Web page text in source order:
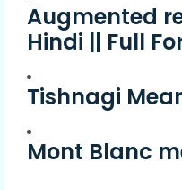
Augmented
Hindi || Full
Tishnagi
Mont Blanc